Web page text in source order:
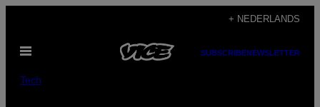
de
inhoud
+ NEDERLANDS
Open
SUBSCRIBENEWSLETTER
Tech